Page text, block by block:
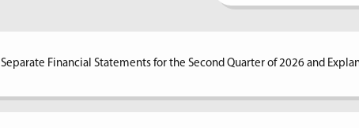
Separate Financial Statements for the Second Quarter of 2026 and